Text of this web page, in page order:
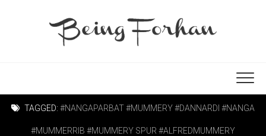
TAGGED: #NANGAPARBAT #MUMMERY #DANNARDI #NANGA
#MUMMERRIB #MUMMERY SPUR #ALFREDMUMMERY